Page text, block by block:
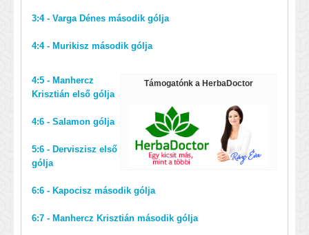
3:4 - Varga Dénes második gólja
4:4 - Murikisz második gólja
Támogatónk a HerbaDoctor
4:5 - Manhercz
Krisztián első gólja
4:6 - Salamon gólja
5:6 - Derviszisz első
gólja
6:6 - Kapocisz második gólja
6:7 - Manhercz Krisztián második gólja